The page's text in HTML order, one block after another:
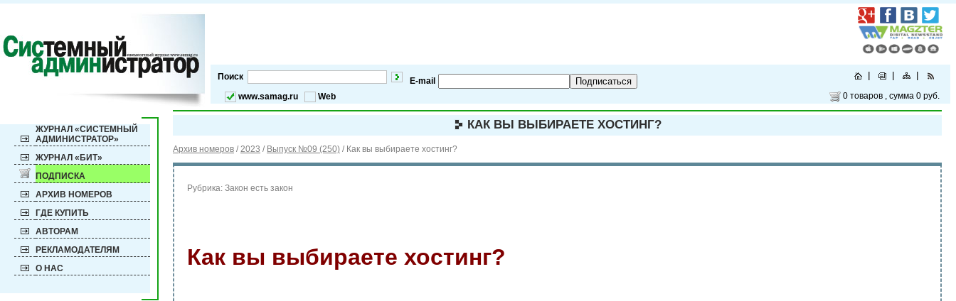
Поиск E-mail Подписаться
www.samag.ru Web 0 товаров , сумма 0 руб.
ЖУРНАЛ «СИСТЕМНЫЙ
АДМИНИСТРАТОР»
ЖУРНАЛ «БИТ»
ПОДПИСКА
АРХИВ НОМЕРОВ
ГДЕ КУПИТЬ
АВТОРАМ
РЕКЛАМОДАТЕЛЯМ
О НАС
КАК ВЫ ВЫБИРАЕТЕ ХОСТИНГ?
Архив номеров / 2023 / Выпуск №09 (250) / Как вы выбираете хостинг?
Рубрика: Закон есть закон
Как вы выбираете хостинг?